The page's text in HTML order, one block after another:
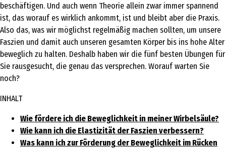
beschäftigen. Und auch wenn Theorie allein zwar immer spannend
ist, das worauf es wirklich ankommt, ist und bleibt aber die Praxis.
Also das, was wir möglichst regelmäßig machen sollten, um unsere
Faszien und damit auch unseren gesamten Körper bis ins hohe Alter
beweglich zu halten. Deshalb haben wir die fünf besten Übungen für
Sie rausgesucht, die genau das versprechen. Worauf warten Sie
noch?
INHALT
Wie fördere ich die Beweglichkeit in meiner Wirbelsäule?
Wie kann ich die Elastizität der Faszien verbessern?
Was kann ich zur Förderung der Beweglichkeit im Rücken